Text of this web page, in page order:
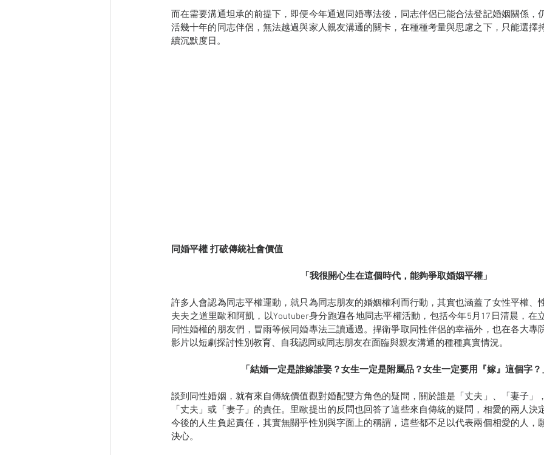
而在需要溝通坦承的前提下，即便今年通過同婚專法後，同志伴侶已能合法登記婚姻關係，
活幾十年的同志伴侶，無法越過與家人親友溝通的關卡，在種種考量與思慮之下，只能選擇
續沉默度日。
同婚平權 打破傳統社會價值
「我很開心生在這個時代，能夠爭取婚姻平權」
許多人會認為同志平權運動，就只為同志朋友的婚姻權利而行動，其實也涵蓋了女性平權、
夫夫之道里歐和阿凱，以Youtuber身分跑遍各地同志平權活動，包括今年5月17日清晨，在
同性婚權的朋友們，冒雨等候同婚專法三讀通過。捍衛爭取同性伴侶的幸福外，也在各大專
影片以短劇探討性別教育、自我認同或同志朋友在面臨與親友溝通的種種真實情況。
「結婚一定是誰嫁誰娶？女生一定是附屬品？女生一定要用『嫁』這個字？
談到同性婚姻，就有來自傳統價值觀對婚配雙方角色的疑問，關於誰是「丈夫」、「妻子」
「丈夫」或「妻子」的責任。里歐提出的反問也回答了這些來自傳統的疑問，相愛的兩人決
今後的人生負起責任，其實無關乎性別與字面上的稱謂，這些都不足以代表兩個相愛的人，
決心。